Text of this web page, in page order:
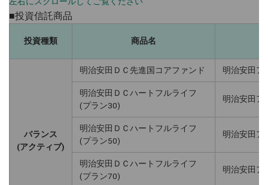
■投資信託商品
投資種類 商品名
バランス
(アクティブ)
明治安田ＤＣ先進国コアファンド 明治安田ア
明治安田ＤＣハートフルライフ
(プラン30)
明治安田ア
明治安田ＤＣハートフルライフ
(プラン50)
明治安田ア
明治安田ＤＣハートフルライフ
(プラン70)
明治安田ア